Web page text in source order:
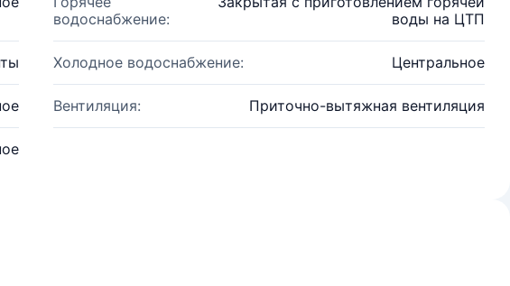
водоснабжение:
воды на ЦТП
Холодное водоснабжение: Центральное
Вентиляция: Приточно-вытяжная вентиляция